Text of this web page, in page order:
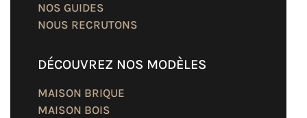
NOS GUIDES
NOUS RECRUTONS
DÉCOUVREZ NOS MODÈLES
MAISON BRIQUE
MAISON BOIS